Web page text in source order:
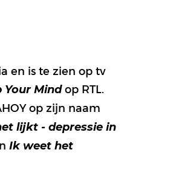
en is te zien op tv
Your Mindop RTL.
op zijn naam
lijkt - depressie in
Ik weet het